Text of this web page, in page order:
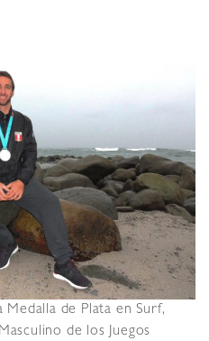
de Plata en Surf,
de los Juegos